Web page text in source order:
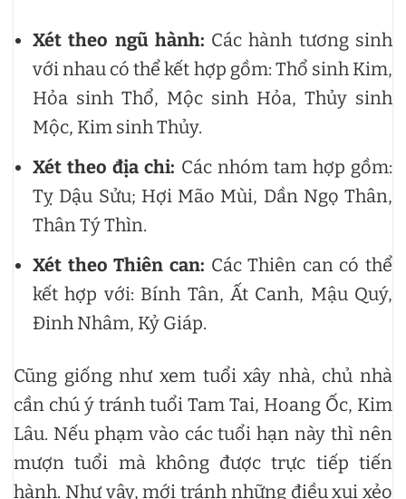
Xét theo ngũ hành: Các hành tương sinh
với nhau có thể kết hợp gồm: Thổ sinh Kim,
Hỏa sinh Thổ, Mộc sinh Hỏa, Thủy sinh
Mộc, Kim sinh Thủy.
Xét theo địa chi: Các nhóm tam hợp gồm:
Tỵ Dậu Sửu; Hợi Mão Mùi, Dần Ngọ Thân,
Thân Tý Thìn.
Xét theo Thiên can: Các Thiên can có thể
kết hợp với: Bính Tân, Ất Canh, Mậu Quý,
Đinh Nhâm, Kỷ Giáp.
Cũng giống như xem tuổi xây nhà, chủ nhà
cần chú ý tránh tuổi Tam Tai, Hoang Ốc, Kim
Lâu. Nếu phạm vào các tuổi hạn này thì nên
mượn tuổi mà không được trực tiếp tiến
hành. Như vậy, mới tránh những điều xui xẻo